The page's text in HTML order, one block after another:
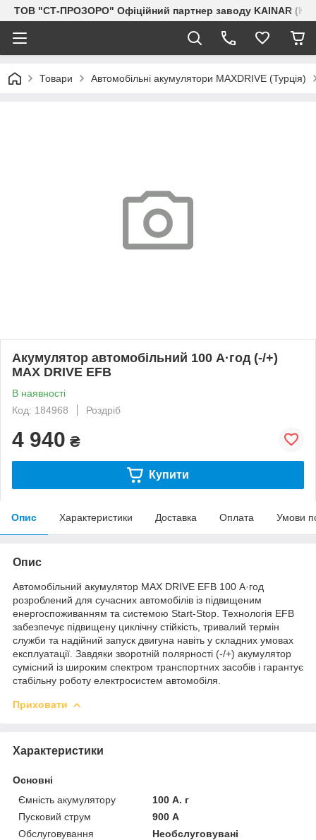
ТОВ "СТ-ПРОЗОРО" Офіційний партнер заводу KAINAR
Товари Автомобільні акумулятори MAXDRIVE (Турція)
Акумулятор автомобільний 100 А·год (-/+)
MAX DRIVE EFB
В наявності
Код: 184968
Роздріб
4 940 ₴
Купити
Опис Характеристики Доставка Оплата Умови
Опис
Автомобільний акумулятор MAX DRIVE EFB 100 А·год
розроблений для сучасних автомобілів із підвищеним
енергоспоживанням та системою Start-Stop. Технологія EFB
забезпечує підвищену циклічну стійкість, тривалий термін
служби та надійний запуск двигуна навіть у складних умовах
експлуатації. Завдяки зворотній полярності (-/+) акумулятор
сумісний із широким спектром транспортних засобів і гарантує
стабільну роботу електросистем автомобіля.
Приховати
Характеристики
Основні
Ємність акумулятору
100 А. г
Пусковий струм
900 А
Обслуговування
Необслуговувані